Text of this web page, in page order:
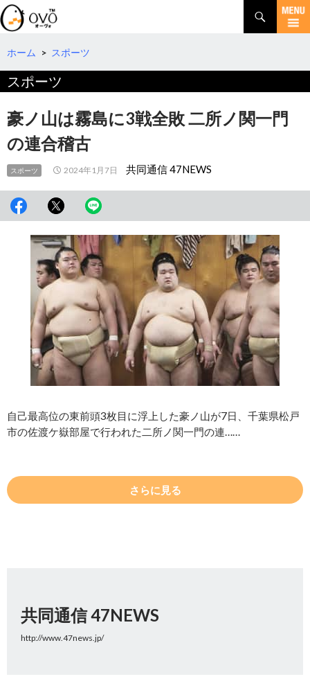
検
索
コ
テ
へ
移
動
ホーム > スポーツ
スポーツ
豪ノ山は霧島に3戦全敗 二所ノ関一門
の連合稽古
スポーツ 2024年1月7日 共同通信 47NEWS
自己最高位の東前頭3枚目に浮上した豪ノ山が7日、千葉県松戸
市の佐渡ケ嶽部屋で行われた二所ノ関一門の連……
さらに見る
共同通信 47NEWS
http://www.47news.jp/